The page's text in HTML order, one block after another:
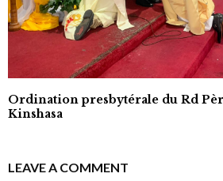
Ordination presbytérale du Rd
Kinshasa
LEAVE A COMMENT